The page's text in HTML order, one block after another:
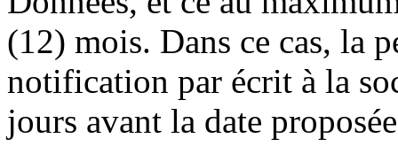
(12) mois. Dans ce cas, la
notification par écrit à la
jours avant la date